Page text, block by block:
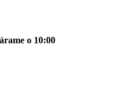
o 10:00